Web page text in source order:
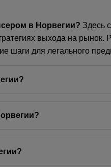
в Норвегии? Здесь
выхода на рынок.
шаги для легального